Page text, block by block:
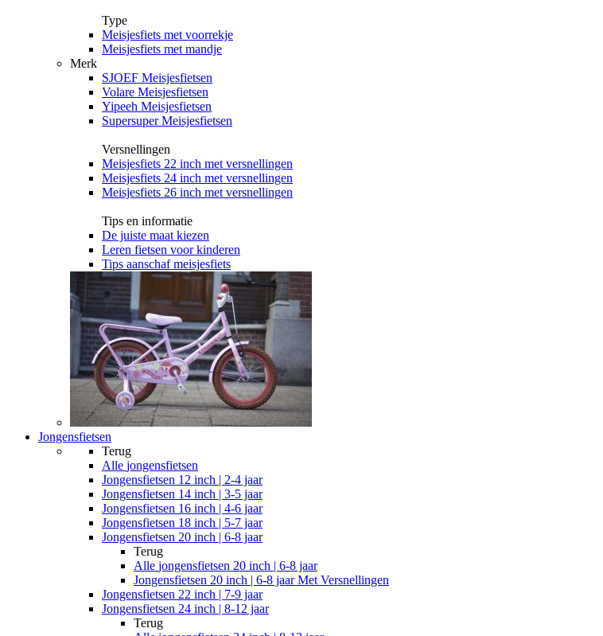
Type
Meisjesfiets met voorrekje
Meisjesfiets met mandje
Merk
SJOEF Meisjesfietsen
Volare Meisjesfietsen
Yipeeh Meisjesfietsen
Supersuper Meisjesfietsen
Versnellingen
Meisjesfiets 22 inch met versnellingen
Meisjesfiets 24 inch met versnellingen
Meisjesfiets 26 inch met versnellingen
Tips en informatie
De juiste maat kiezen
Leren fietsen voor kinderen
Tips aanschaf meisjesfiets
Jongensfietsen
Terug
Alle jongensfietsen
Jongensfietsen 12 inch | 2-4 jaar
Jongensfietsen 14 inch | 3-5 jaar
Jongensfietsen 16 inch | 4-6 jaar
Jongensfietsen 18 inch | 5-7 jaar
Jongensfietsen 20 inch | 6-8 jaar
Terug
Alle jongensfietsen 20 inch | 6-8 jaar
Jongensfietsen 20 inch | 6-8 jaar Met Versnellingen
Jongensfietsen 22 inch | 7-9 jaar
Jongensfietsen 24 inch | 8-12 jaar
Terug